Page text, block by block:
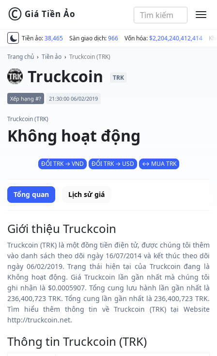
Tiền ảo:38,465 Sàn giao dịch:966 Vốn hóa:$2,204,240,412,414
© Giá Tiền Ảo
Trang chủ › Tiền ảo › Truckcoin (TRK)
Truckcoin TRK
Xếp hạng #? 21:30:00 06/02/2019
Truckcoin (TRK)
Không hoạt động
ĐỔI TRK → VND ĐỔI TRK → USD ↔ MUA TRK
Tổng quan Lịch sử giá
Giới thiệu Truckcoin
Truckcoin (TRK) là một đồng tiền điện tử, được chúng tôi thêm
vào danh sách theo dõi ngày 16/07/2014 và kết thúc theo dõi
ngày 06/02/2019. Trạng thái hiện tại của Truckcoin đang là
Không hoạt động. Giá Truckcoin lần gần nhất mà chúng tôi
ghi nhận là $0.0005907. Tổng cung lưu hành lần gần nhất là
236,400,723 TRK. Tổng cung lần gần nhất là 236,400,723 TRK.
Tìm hiểu thêm thông tin về Truckcoin (TRK) tại Website
http://truckcoin.net.
Thông tin Truckcoin (TRK)